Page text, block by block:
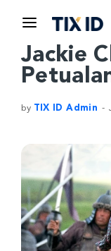
Jackie
by TIX ID Admin